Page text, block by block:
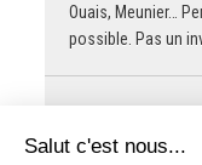
Ouais, Meunier…
possible. Pas un
OutlanderOL -
l’AS Roma ?